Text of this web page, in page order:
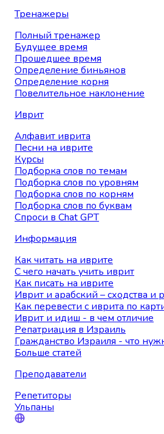
Тренажеры
Полный тренажер
Будущее время
Прошедшее время
Определение биньянов
Определение корня
Повелительное наклонение
Иврит
Алфавит иврита
Песни на иврите
Курсы
Подборка слов по темам
Подборка слов по уровням
Подборка слов по корням
Подборка слов по буквам
Спроси в Chat GPT
Информация
Как читать на иврите
С чего начать учить иврит
Как писать на иврите
Иврит и арабский – сходства и
Как перевести с иврита по
Иврит и идиш - в чем отличие
Репатриация в Израиль
Гражданство Израиля - что
Больше статей
Преподаватели
Репетиторы
Ульпаны